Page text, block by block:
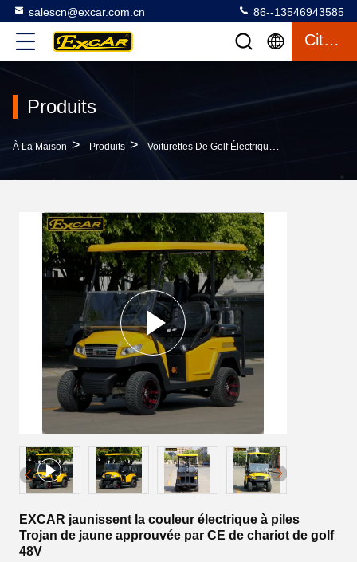
salescn@excar.com.cn 86--13546943585
Citation
Produits
À La Maison > Produits > Voiturettes De Golf Électriques
EXCAR jaunissent la couleur électrique à piles
Trojan de jaune approuvée par CE de chariot de golf
48V